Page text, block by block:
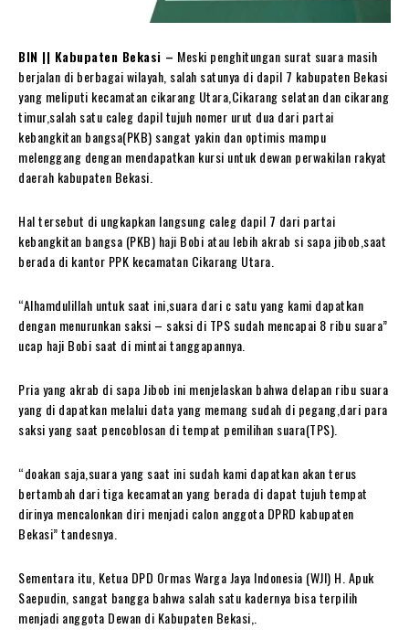
BIN || Kabupaten Bekasi – Meski penghitungan surat suara masih
berjalan di berbagai wilayah, salah satunya di dapil 7 kabupaten Bekasi
yang meliputi kecamatan cikarang Utara,Cikarang selatan dan cikarang
timur,salah satu caleg dapil tujuh nomer urut dua dari partai
kebangkitan bangsa(PKB) sangat yakin dan optimis mampu
melenggang dengan mendapatkan kursi untuk dewan perwakilan rakyat
daerah kabupaten Bekasi.
Hal tersebut di ungkapkan langsung caleg dapil 7 dari partai
kebangkitan bangsa (PKB) haji Bobi atau lebih akrab si sapa jibob,saat
berada di kantor PPK kecamatan Cikarang Utara.
“Alhamdulillah untuk saat ini,suara dari c satu yang kami dapatkan
dengan menurunkan saksi – saksi di TPS sudah mencapai 8 ribu suara”
ucap haji Bobi saat di mintai tanggapannya.
Pria yang akrab di sapa Jibob ini menjelaskan bahwa delapan ribu suara
yang di dapatkan melalui data yang memang sudah di pegang,dari para
saksi yang saat pencoblosan di tempat pemilihan suara(TPS).
“doakan saja,suara yang saat ini sudah kami dapatkan akan terus
bertambah dari tiga kecamatan yang berada di dapat tujuh tempat
dirinya mencalonkan diri menjadi calon anggota DPRD kabupaten
Bekasi” tandesnya.
Sementara itu, Ketua DPD Ormas Warga Jaya Indonesia (WJI) H. Apuk
Saepudin, sangat bangga bahwa salah satu kadernya bisa terpilih
menjadi anggota Dewan di Kabupaten Bekasi,.